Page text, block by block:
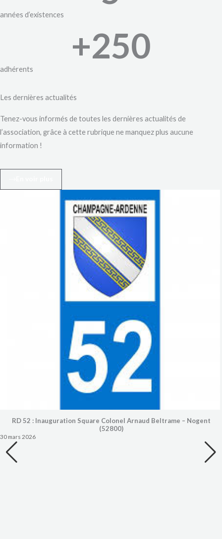
années d’existences
+250
adhérents
Les dernières actualités
Tenez-vous informés de toutes les dernières actualités de
l’association, grâce à cette rubrique ne manquez plus aucune
information !
RD 52 : Inauguration Square Colonel Arnaud Beltrame – Nogent
(52800)
30 mars 2026